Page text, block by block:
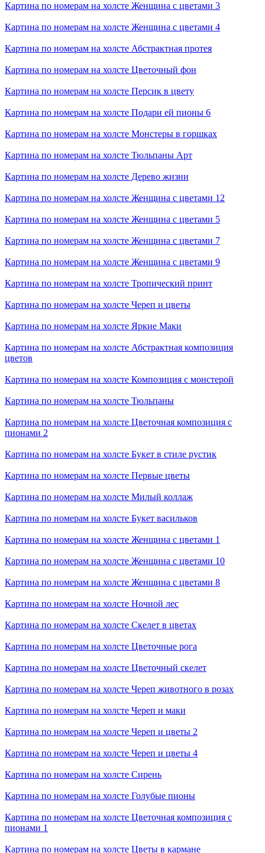
Картина по номерам на холсте Женщина с цветами 3
Картина по номерам на холсте Женщина с цветами 4
Картина по номерам на холсте Абстрактная протея
Картина по номерам на холсте Цветочный фон
Картина по номерам на холсте Персик в цвету
Картина по номерам на холсте Подари ей пионы 6
Картина по номерам на холсте Монстеры в горшках
Картина по номерам на холсте Тюльпаны Арт
Картина по номерам на холсте Дерево жизни
Картина по номерам на холсте Женщина с цветами 12
Картина по номерам на холсте Женщина с цветами 5
Картина по номерам на холсте Женщина с цветами 7
Картина по номерам на холсте Женщина с цветами 9
Картина по номерам на холсте Тропический принт
Картина по номерам на холсте Череп и цветы
Картина по номерам на холсте Яркие Маки
Картина по номерам на холсте Абстрактная композиция
цветов
Картина по номерам на холсте Композиция с монстерой
Картина по номерам на холсте Тюльпаны
Картина по номерам на холсте Цветочная композиция с
пионами 2
Картина по номерам на холсте Букет в стиле рустик
Картина по номерам на холсте Первые цветы
Картина по номерам на холсте Милый коллаж
Картина по номерам на холсте Букет васильков
Картина по номерам на холсте Женщина с цветами 1
Картина по номерам на холсте Женщина с цветами 10
Картина по номерам на холсте Женщина с цветами 8
Картина по номерам на холсте Ночной лес
Картина по номерам на холсте Скелет в цветах
Картина по номерам на холсте Цветочные рога
Картина по номерам на холсте Цветочный скелет
Картина по номерам на холсте Череп животного в розах
Картина по номерам на холсте Череп и маки
Картина по номерам на холсте Череп и цветы 2
Картина по номерам на холсте Череп и цветы 4
Картина по номерам на холсте Сирень
Картина по номерам на холсте Голубые пионы
Картина по номерам на холсте Цветочная композиция с
пионами 1
Картина по номерам на холсте Цветы в кармане